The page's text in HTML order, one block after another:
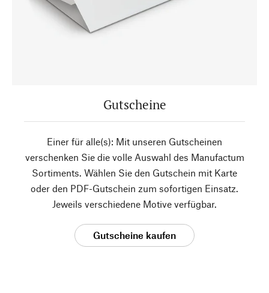
Gutscheine
Einer für alle(s): Mit unseren Gutscheinen
verschenken Sie die volle Auswahl des Manufactum
Sortiments. Wählen Sie den Gutschein mit Karte
oder den PDF-Gutschein zum sofortigen Einsatz.
Jeweils verschiedene Motive verfügbar.
Gutscheine kaufen